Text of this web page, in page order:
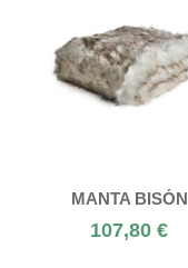
MANTA BISÓN
107,80 €